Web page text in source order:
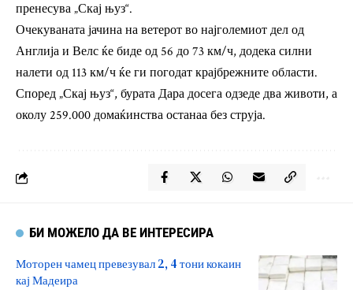
пренесува „Скај њуз“.
Очекуваната јачина на ветерот во најголемиот дел од
Англија и Велс ќе биде од 56 до 73 км/ч, додека силни
налети од 113 км/ч ќе ги погодат крајбрежните области.
Според „Скај њуз“, бурата Дара досега одзеде два животи, а
околу 259.000 домаќинства останаа без струја.
БИ МОЖЕЛО ДА ВЕ ИНТЕРЕСИРА
Моторен чамец превезувал 2, 4 тони кокаин
кај Мадеира